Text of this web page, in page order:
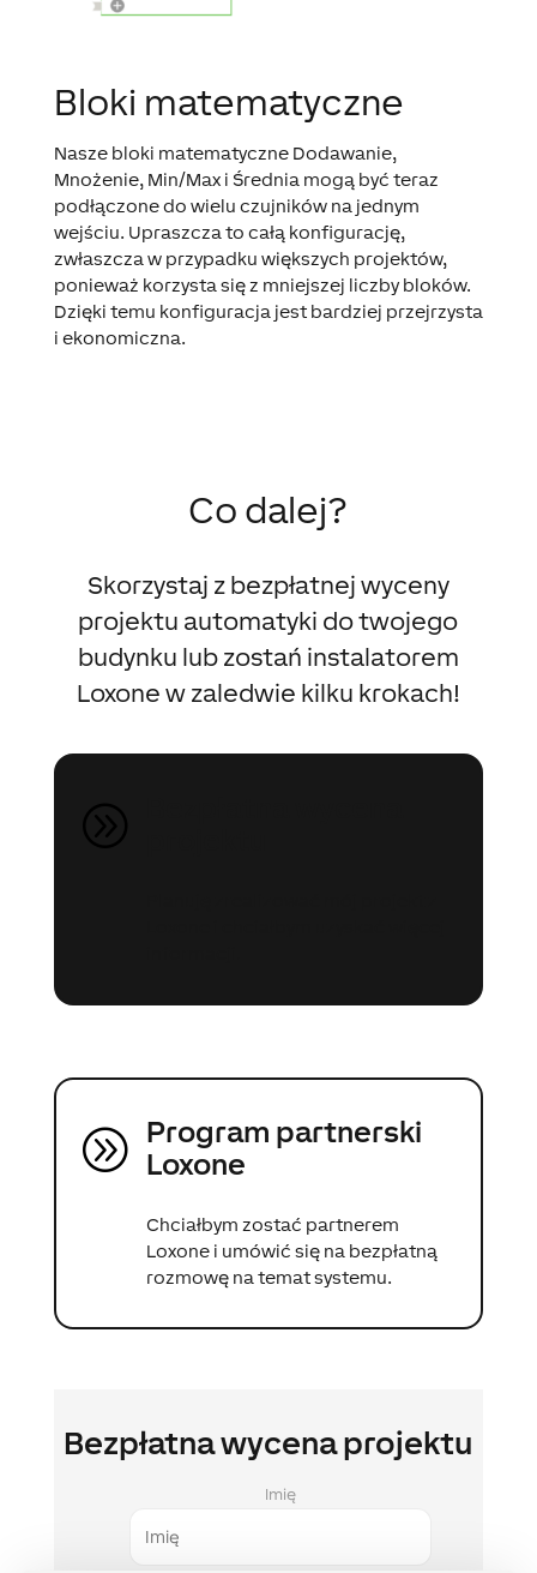
Bloki matematyczne
Nasze bloki matematyczne Dodawanie,
Mnożenie, Min/Max i Średnia mogą być teraz
podłączone do wielu czujników na jednym
wejściu. Upraszcza to całą konfigurację,
zwłaszcza w przypadku większych projektów,
ponieważ korzysta się z mniejszej liczby bloków.
Dzięki temu konfiguracja jest bardziej przejrzysta
i ekonomiczna.
Co dalej?
Skorzystaj z bezpłatnej wyceny
projektu automatyki do twojego
budynku lub zostań instalatorem
Loxone w zaledwie kilku krokach!
A Program partnerski
Loxone
Chciałbym zostać partnerem
Loxone i umówić się na bezpłatną
rozmowę na temat systemu.
Bezpłatna wycena projektu
Imię